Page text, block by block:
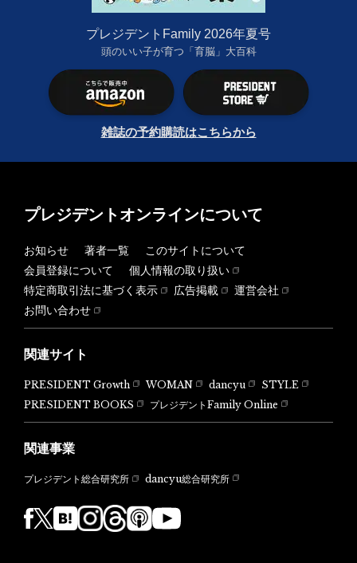
プレジデントFamily 2026年夏号
頭のいい子が育つ「育脳」大百科
雑誌の予約購読はこちらから
プレジデントオンラインについて
お知らせ 著者一覧
このサイトについて
会員登録について
個人情報の取り扱い
特定商取引法に基づく表示
広告掲載
運営会社
お問い合わせ
関連サイト
PRESIDENT Growth WOMAN dancyu
STYLE
PRESIDENT BOOKS
プレジデントFamily Online
関連事業
プレジデント総合研究所 dancyu総合研究所